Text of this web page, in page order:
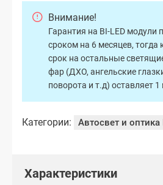
Внимание!
Гарантия на BI-LED модули
сроком на 6 месяцев, тогда
срок на остальные
фар (ДХО, ангельские
поворота и т.д) оставляет 1
Категории: Автосвет и
Характеристики